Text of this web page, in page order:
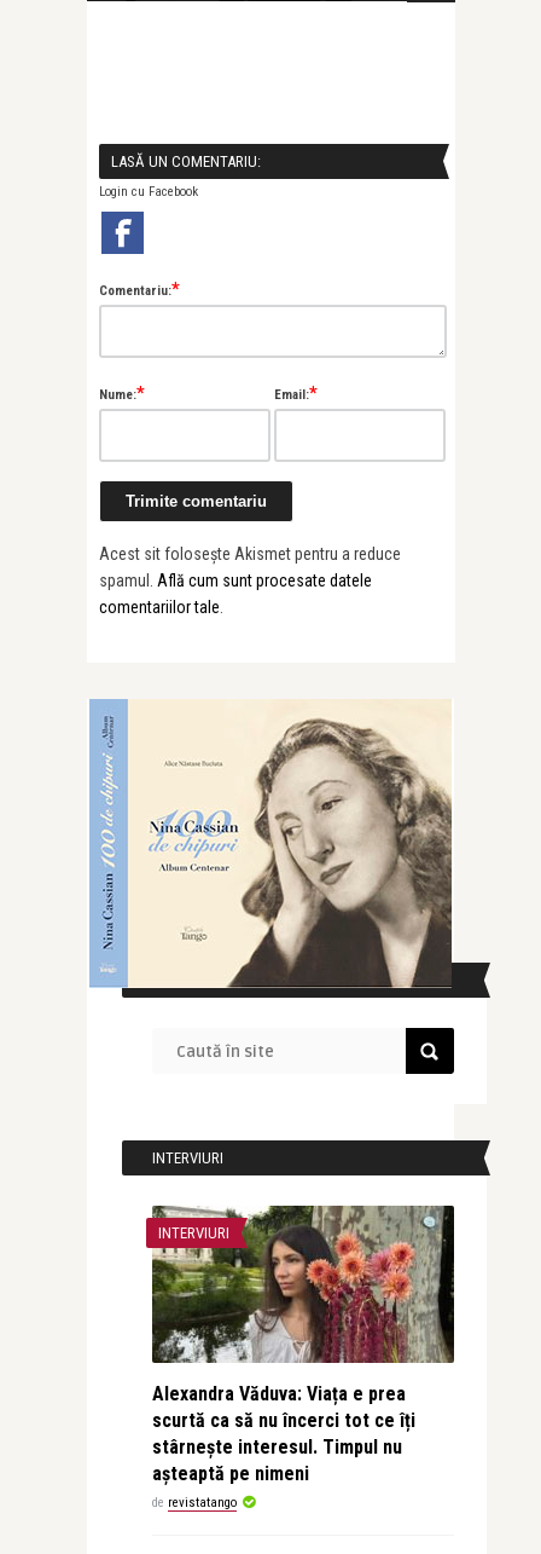
LASĂ UN COMENTARIU:
Login cu Facebook
Comentariu:*
Nume:* Email:*
Acest sit folosește Akismet pentru a reduce
spamul. Află cum sunt procesate datele
comentariilor tale
CAUTĂ ÎN SITE
INTERVIURI
INTERVIURI
Alexandra Văduva: Viața e prea
scurtă ca să nu încerci tot ce îți
stârnește interesul. Timpul nu
așteaptă pe nimeni
de revistatango